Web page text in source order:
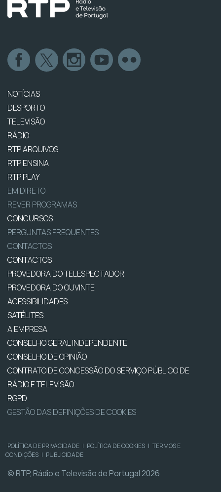
NOTÍCIAS
DESPORTO
TELEVISÃO
RÁDIO
RTP ARQUIVOS
RTP ENSINA
RTP PLAY
EM DIRETO
REVER PROGRAMAS
CONCURSOS
PERGUNTAS FREQUENTES
CONTACTOS
CONTACTOS
PROVEDORA DO TELESPECTADOR
PROVEDORA DO OUVINTE
ACESSIBILIDADES
SATÉLITES
A EMPRESA
CONSELHO GERAL INDEPENDENTE
CONSELHO DE OPINIÃO
CONTRATO DE CONCESSÃO DO SERVIÇO PÚBLICO DE
RÁDIO E TELEVISÃO
RGPD
GESTÃO DAS DEFINIÇÕES DE COOKIES
POLÍTICA DE PRIVACIDADE | POLÍTICA DE COOKIES | TERMOS E
CONDIÇÕES | PUBLICIDADE
© RTP, Rádio e Televisão de Portugal 2026